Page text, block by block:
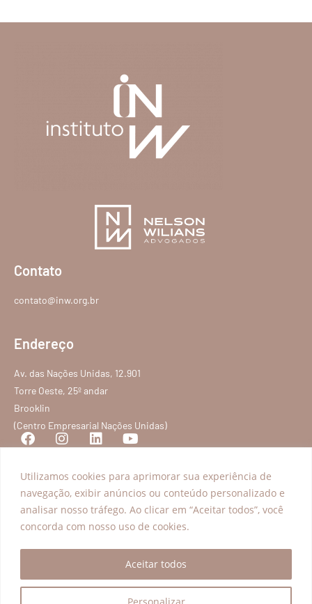
Utilizamos cookies para aprimorar sua experiência de
navegação, exibir anúncios ou conteúdo personalizado e
analisar nosso tráfego. Ao clicar em “Aceitar todos”, você
concorda com nosso uso de cookies.
Personalizar
Aceitar todos
Contato
contato@inw.org.br
Endereço
Av. das Nações Unidas, 12.901
Torre Oeste, 25º andar
Brooklin
(Centro Empresarial Nações Unidas)
Programas
Inclusão Produtiva
Explorar
Blog
FAQ
Política de privacidade